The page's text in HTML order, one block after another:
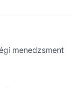
menedzsment